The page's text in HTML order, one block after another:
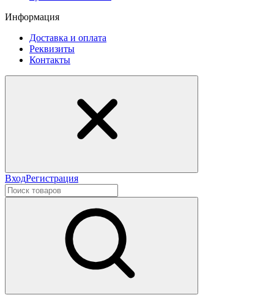
Информация
Доставка и оплата
Реквизиты
Контакты
ВходРегистрация